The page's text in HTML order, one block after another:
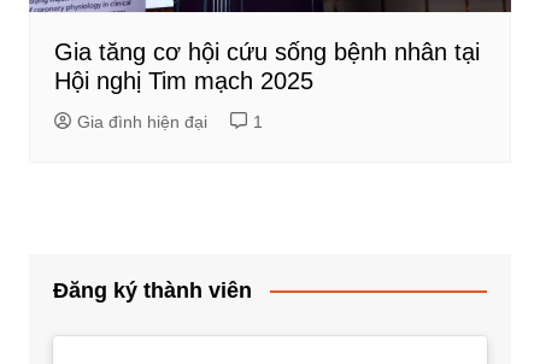
Gia tăng cơ hội cứu sống bệnh nhân tại
Hội nghị Tim mạch 2025
Gia đình hiện đại 1
Đăng ký thành viên